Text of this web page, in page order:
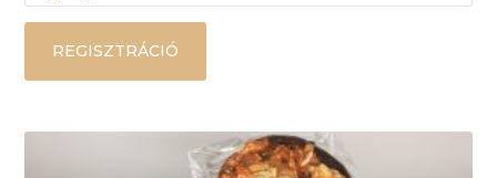
REGISZTRÁCIÓ